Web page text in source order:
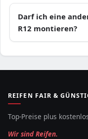
Darf ich eine
R12 montieren?
REIFEN FAIR &
Top-Preise plus
Wir sind Reifen.